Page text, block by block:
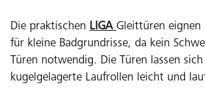
Die praktischen LIGA Gleittüren eignen
für kleine Badgrundrisse, da kein
Türen notwendig. Die Türen lassen
kugelgelagerte Laufrollen leicht und